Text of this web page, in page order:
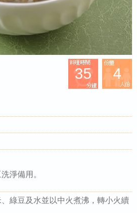
4
35
淨備用。
綠豆及水並以中火煮沸，轉小火續